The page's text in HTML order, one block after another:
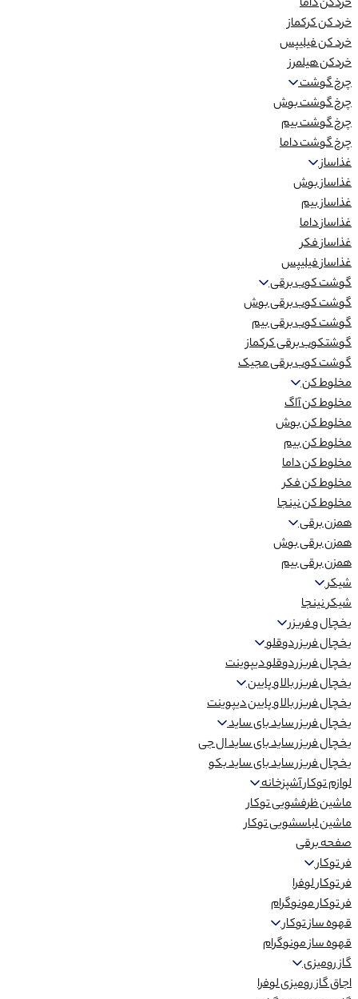
خردکن داما
خرد کن کرکماز
خرد کن فیلیپس
خردکن هیلمرز
چرخ گوشت
چرخ گوشت بوش
چرخ گوشت بیم
چرخ گوشت داما
غذاساز
غذاساز بوش
غذاساز بیم
غذاساز داما
غذاساز فکر
غذاساز فیلیپس
گوشت کوب برقی
گوشت کوب برقی بوش
گوشت کوب برقی بیم
گوشتکوب برقی کرکماز
گوشت کوب برقی مجیک
مخلوط کن
مخلوط کن آاگ
مخلوط کن بوش
مخلوط کن بیم
مخلوط کن داما
مخلوط کن فکر
مخلوط کن نینجا
همزن برقی
همزن برقی بوش
همزن برقی بیم
شیکر
شیکر نینجا
یخچال و فریزر
یخچال فریزر دوقلو
یخچال فریزر دوقلو دیپوینت
یخچال فریزر بالا و پایین
یخچال فریزر بالا و پایین دیپوینت
یخچال فریزر ساید بای ساید
یخچال فریزر ساید بای ساید ال جی
یخچال فریزر ساید بای ساید بکو
لوازم توکار آشپزخانه
ماشین ظرفشویی توکار
ماشین لباسشویی توکار
صفحه برقی
فر توکار
فر توکار لوفرا
فر توکار مونوگرام
قهوه ساز توکار
قهوه ساز مونوگرام
گاز رومیزی
اجاق گاز رومیزی لوفرا